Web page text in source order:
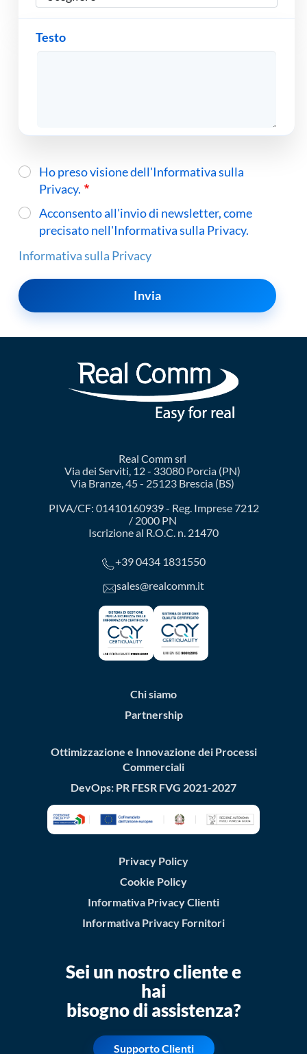
Testo
Ho preso visione dell'Informativa sulla
Privacy.
Acconsento all'invio di newsletter, come
precisato nell'Informativa sulla Privacy.
Informativa sulla Privacy
Invia
Real Comm srl
Via dei Serviti, 12 - 33080 Porcia (PN)
Via Branze, 45 - 25123 Brescia (BS)
PIVA/CF: 01410160939 - Reg. Imprese 7212
/ 2000 PN
Iscrizione al R.O.C. n. 21470
+39 0434 1831550
sales@realcomm.it
Chi siamo
Partnership
Ottimizzazione e Innovazione dei Processi
Commerciali
DevOps: PR FESR FVG 2021-2027
Privacy Policy
Cookie Policy
Informativa Privacy Clienti
Informativa Privacy Fornitori
Sei un nostro cliente e
hai
bisogno di assistenza?
Supporto Clienti